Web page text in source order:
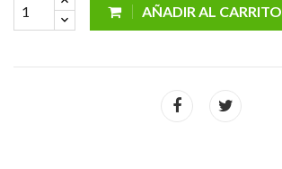
AÑADIR AL CARRITO